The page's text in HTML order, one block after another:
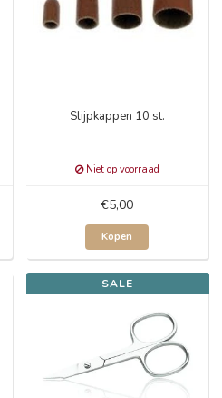
Slijpkappen 10 st.
Niet op voorraad
€5,00
Kopen
SALE